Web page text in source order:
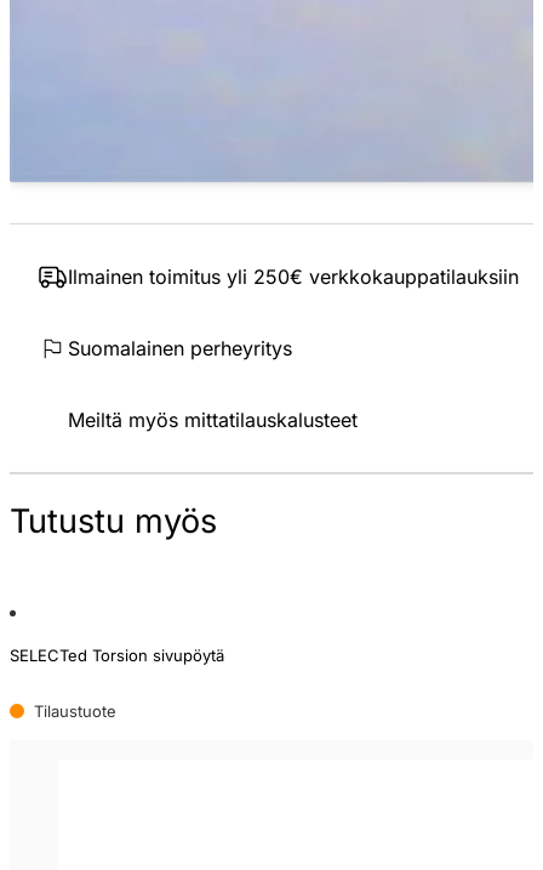
Ilmainen toimitus yli 250€ verkkokauppatilauksiin
Suomalainen perheyritys
Meiltä myös mittatilauskalusteet
Tutustu myös
SELECTed Torsion sivupöytä
Tilaustuote